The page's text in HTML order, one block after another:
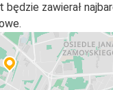
będzie zawierał